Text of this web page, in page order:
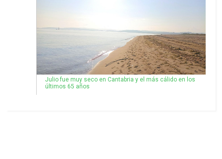
Julio fue muy seco en Cantabria y el más cálido en los
últimos 65 años